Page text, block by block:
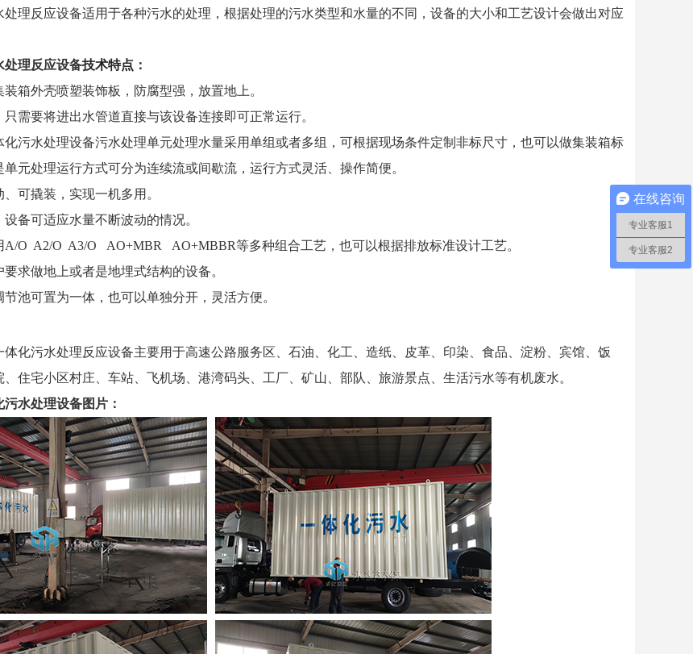
处理反应设备适用于各种污水的处理，根据处理的污水类型和水量的不同，设备的大小和工艺设计会做出对应
处理反应设备技术特点：
外壳喷塑装饰板，防腐型强，放置地上。
要将进出水管道直接与该设备连接即可正常运行。
化污水处理设备污水处理单元处理水量采用单组或者多组，可根据现场条件定制非标尺寸，也可以做集装箱标
元处理运行方式可分为连续流或间歇流，运行方式灵活、操作简便。
可撬装，实现一机多用。
可适应水量不断波动的情况。
A2/O A3/O AO+MBR AO+MBBR等多种组合工艺，也可以根据排放标准设计工艺。
做地上或者是地埋式结构的设备。
可置为一体，也可以单独分开，灵活方便。
体化污水处理反应设备主要用于高速公路服务区、石油、化工、造纸、皮革、印染、食品、淀粉、宾馆、饭
、住宅小区村庄、车站、飞机场、港湾码头、工厂、矿山、部队、旅游景点、生活污水等有机废水。
污水处理设备图片：
在线咨询
专业客服1
专业客服2